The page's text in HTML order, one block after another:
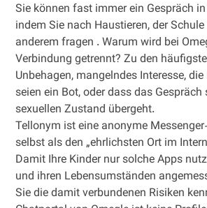
Sie können fast immer ein Gespräch
indem Sie nach Haustieren, der
anderem fragen . Warum wird bei
Verbindung getrennt? Zu den
Unbehagen, mangelndes Interesse,
seien ein Bot, oder dass das
sexuellen Zustand übergeht.
Tellonym ist eine anonyme
selbst als den „ehrlichsten Ort im
Damit Ihre Kinder nur solche Apps
und ihren Lebensumständen
Sie die damit verbundenen Risiken